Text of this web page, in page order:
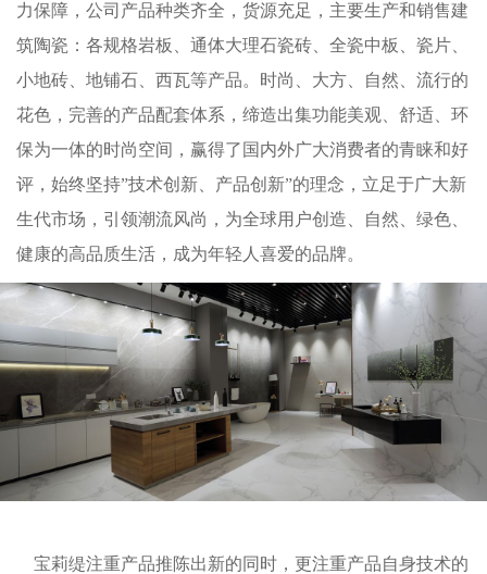
力保障，公司产品种类齐全，货源充足，主要生产和销售建
筑陶瓷：各规格岩板、通体大理石瓷砖、全瓷中板、瓷片、
小地砖、地铺石、西瓦等产品。时尚、大方、自然、流行的
花色，完善的产品配套体系，缔造出集功能美观、舒适、环
保为一体的时尚空间，赢得了国内外广大消费者的青睐和好
评，始终坚持”技术创新、产品创新”的理念，立足于广大新
生代市场，引领潮流风尚，为全球用户创造、自然、绿色、
健康的高品质生活，成为年轻人喜爱的品牌。
宝莉缇注重产品推陈出新的同时，更注重产品自身技术的